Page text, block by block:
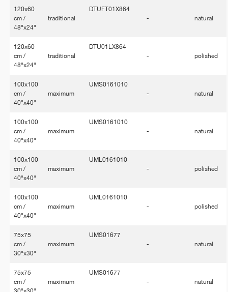
120x60
cm /
48"x24"
traditional
DTUFT01X864
-
natural
120x60
cm /
48"x24"
traditional
DTU01LX864
-
polished
100x100
cm /
40"x40"
maximum
UMS0161010
-
natural
100x100
cm /
40"x40"
maximum
UMS0161010
-
natural
100x100
cm /
40"x40"
maximum
UML0161010
-
polished
100x100
cm /
40"x40"
maximum
UML0161010
-
polished
75x75
cm /
30"x30"
maximum
UMS01677
-
natural
75x75
cm /
maximum
UMS01677
-
natural